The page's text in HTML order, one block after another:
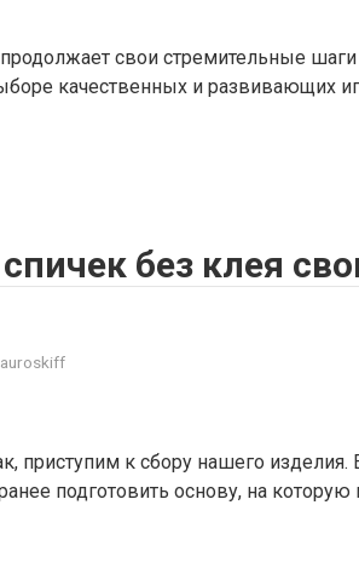
свои стремительные
качественных и развивающих
без клея
приступим к сбору нашего изделия.
подготовить основу, на